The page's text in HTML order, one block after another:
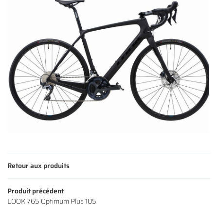
Restez
INSCRIPTION
Retour aux produits
Produit précédent
LOOK 765 Optimum Plus 105